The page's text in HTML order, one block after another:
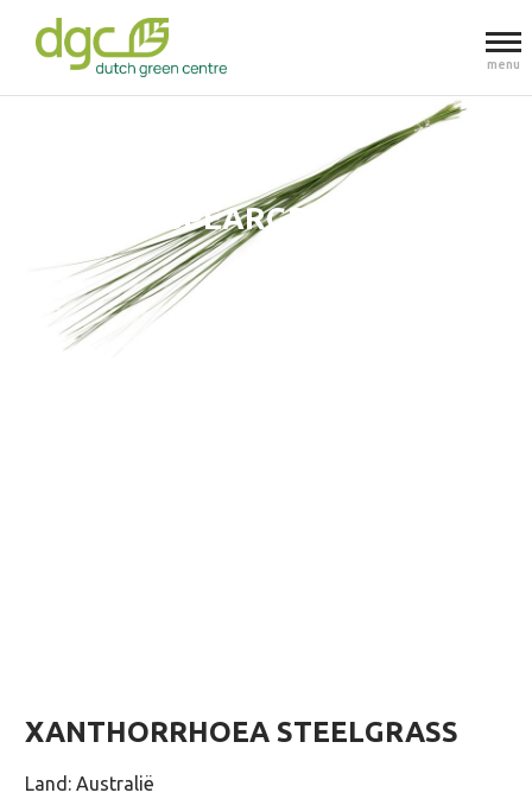
menu
SPEARGRASS
XANTHORRHOEA STEELGRASS
Land: Australië